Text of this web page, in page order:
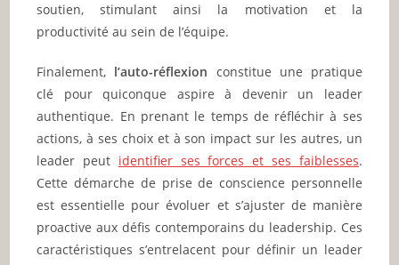
soutien, stimulant ainsi la motivation et la
productivité au sein de l’équipe.
Finalement, l’auto-réflexion constitue une pratique
clé pour quiconque aspire à devenir un leader
authentique. En prenant le temps de réfléchir à ses
actions, à ses choix et à son impact sur les autres, un
leader peut identifier ses forces et ses faiblesses.
Cette démarche de prise de conscience personnelle
est essentielle pour évoluer et s’ajuster de manière
proactive aux défis contemporains du leadership. Ces
caractéristiques s’entrelacent pour définir un leader